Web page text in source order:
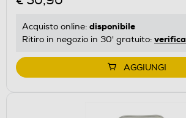
Acquisto online: disponibile
Ritiro in negozio in 30' gratuito: verifica
AGGIUNGI